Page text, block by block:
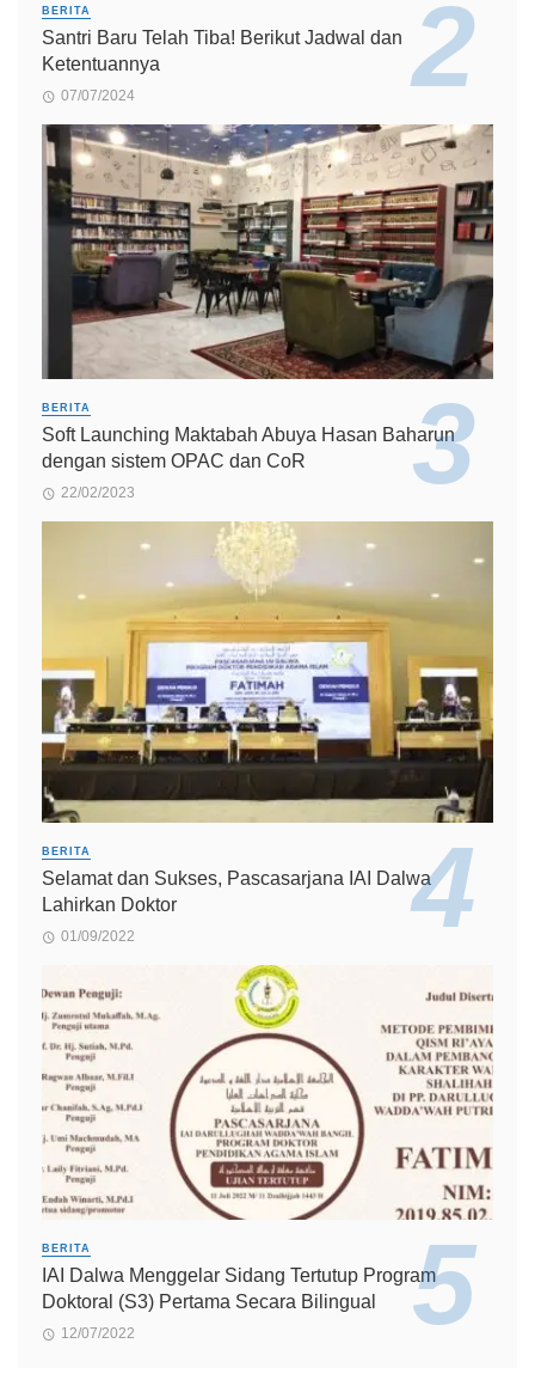
BERITA
Santri Baru Telah Tiba! Berikut Jadwal dan
Ketentuannya
07/07/2024
BERITA
Soft Launching Maktabah Abuya Hasan Baharun
dengan sistem OPAC dan CoR
22/02/2023
BERITA
Selamat dan Sukses, Pascasarjana IAI Dalwa
Lahirkan Doktor
01/09/2022
BERITA
IAI Dalwa Menggelar Sidang Tertutup Program
Doktoral (S3) Pertama Secara Bilingual
12/07/2022